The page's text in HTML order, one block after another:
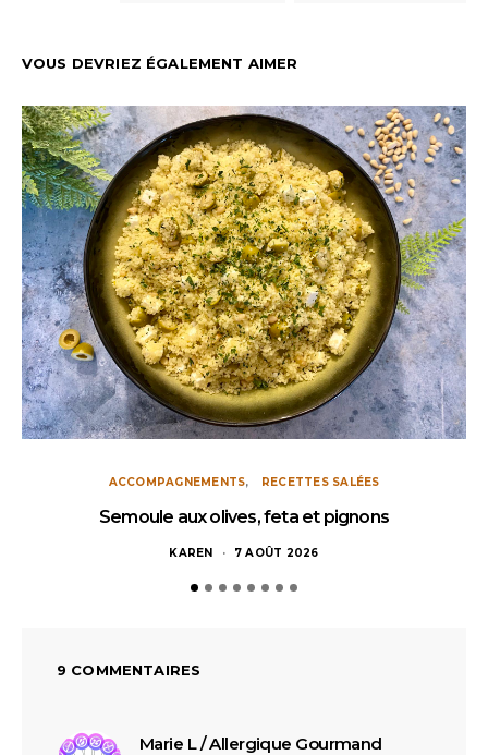
VOUS DEVRIEZ ÉGALEMENT AIMER
ACCOMPAGNEMENTS RECETTES SALÉES
Semoule aux olives, feta et pignons
KAREN 7 AOÛT 2026
9 COMMENTAIRES
Marie L / Allergique Gourmand